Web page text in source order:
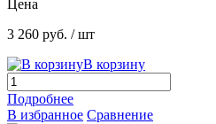
Цена
3 260 руб. / шт
В корзину
Подробнее
В избранное Сравнение